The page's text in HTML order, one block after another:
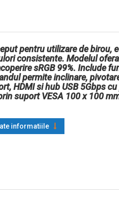
pentru utilizare de birou,
consistente. Modelul
sRGB 99%. Include
permite inclinare,
HDMI si hub USB 5Gbps
suport VESA 100 x 100
informatiile